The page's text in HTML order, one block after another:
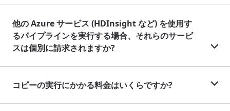
他の Azure サービス (HDInsight など) を使用す
るパイプラインを実行する場合、それらのサービ
スは個別に請求されますか?
コピーの実行にかかる料金はいくらですか?